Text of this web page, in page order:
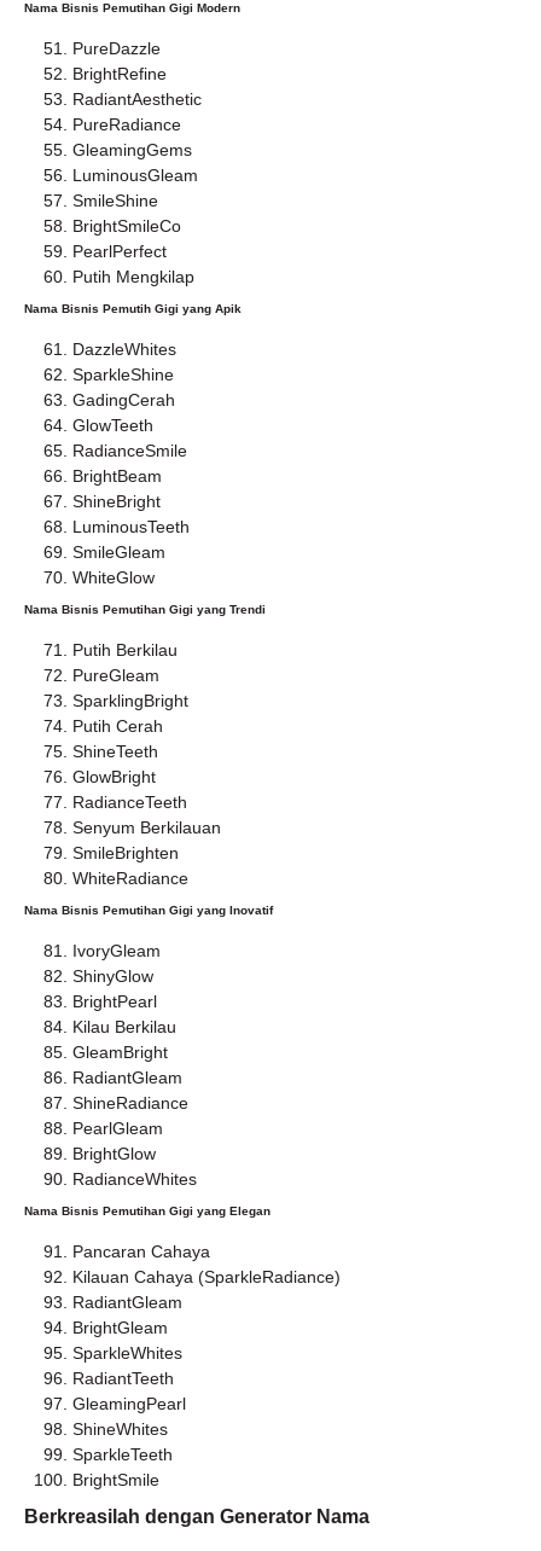
Nama Bisnis Pemutihan Gigi Modern
PureDazzle
BrightRefine
RadiantAesthetic
PureRadiance
GleamingGems
LuminousGleam
SmileShine
BrightSmileCo
PearlPerfect
Putih Mengkilap
Nama Bisnis Pemutih Gigi yang Apik
DazzleWhites
SparkleShine
GadingCerah
GlowTeeth
RadianceSmile
BrightBeam
ShineBright
LuminousTeeth
SmileGleam
WhiteGlow
Nama Bisnis Pemutihan Gigi yang Trendi
Putih Berkilau
PureGleam
SparklingBright
Putih Cerah
ShineTeeth
GlowBright
RadianceTeeth
Senyum Berkilauan
SmileBrighten
WhiteRadiance
Nama Bisnis Pemutihan Gigi yang Inovatif
IvoryGleam
ShinyGlow
BrightPearl
Kilau Berkilau
GleamBright
RadiantGleam
ShineRadiance
PearlGleam
BrightGlow
RadianceWhites
Nama Bisnis Pemutihan Gigi yang Elegan
Pancaran Cahaya
Kilauan Cahaya (SparkleRadiance)
RadiantGleam
BrightGleam
SparkleWhites
RadiantTeeth
GleamingPearl
ShineWhites
SparkleTeeth
BrightSmile
Berkreasilah dengan Generator Nama